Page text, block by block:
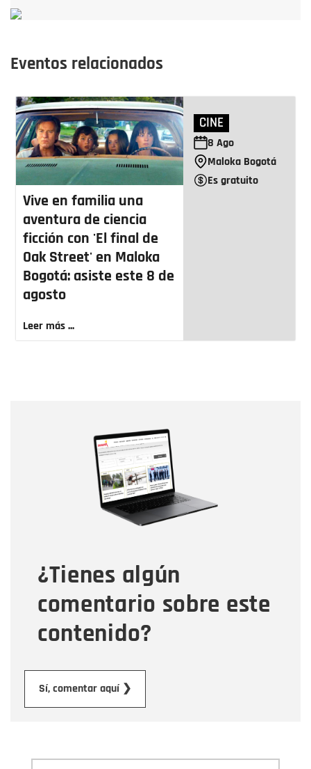
Eventos relacionados
Vive en familia una
aventura de ciencia
ficción con 'El final de
Oak Street' en Maloka
Bogotá: asiste este 8 de
agosto
Leer más ...
CINE
8 Ago
Maloka Bogotá
Es gratuito
¿Tienes algún
comentario sobre este
contenido?
Sí, comentar aquí ❯
Correo electrónico
Tipo de comentario
Mensaje